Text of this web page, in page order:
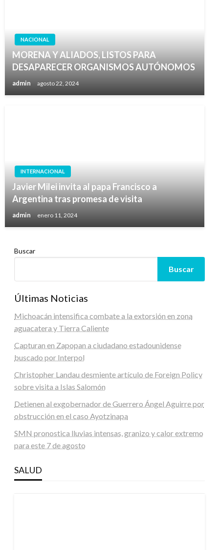
NACIONAL
MORENA Y ALIADOS, LISTOS PARA
DESAPARECER ORGANISMOS AUTÓNOMOS
admin agosto 22, 2024
INTERNACIONAL
Javier Milei invita al papa Francisco a
Argentina tras promesa de visita
admin enero 11, 2024
Buscar
Buscar
Últimas Noticias
Michoacán intensifica combate a la extorsión en zona
aguacatera y Tierra Caliente
Capturan en Zapopan a ciudadano estadounidense
buscado por Interpol
Christopher Landau desmiente artículo de Foreign Policy
sobre visita a Islas Salomón
Detienen al exgobernador de Guerrero Ángel Aguirre por
obstrucción en el caso Ayotzinapa
SMN pronostica lluvias intensas, granizo y calor extremo
para este 7 de agosto
SALUD